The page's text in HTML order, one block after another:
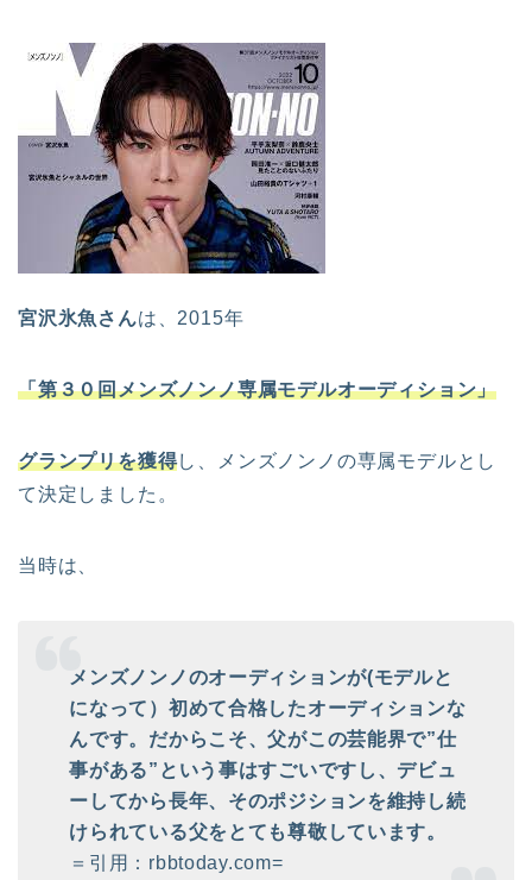
宮沢氷魚さんは、2015年
「第３０回メンズノンノ専属モデルオーディション」
グランプリを獲得し、メンズノンノの専属モデルとし
て決定しました。
当時は、
メンズノンノのオーディションが(モデルと
になって）初めて合格したオーディションな
んです。だからこそ、父がこの芸能界で”仕
事がある”という事はすごいですし、デビュ
ーしてから長年、そのポジションを維持し続
けられている父をとても尊敬しています。
＝引用：rbbtoday.com=